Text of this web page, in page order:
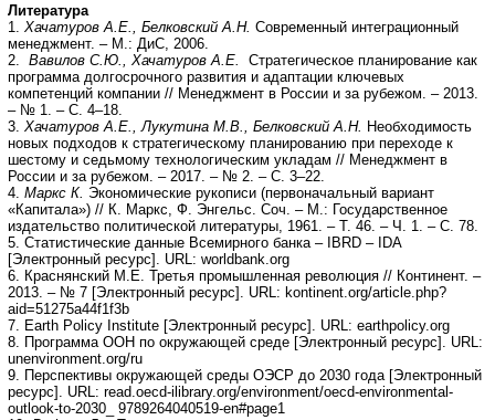
Литература
1. Хачатуров А.Е., Белковский А.Н. Современный интеграционный
менеджмент. – М.: ДиС, 2006.
2. Вавилов С.Ю., Хачатуров А.Е.
Стратегическое планирование как
программа долгосрочного развития и адаптации ключевых
компетенций компании // Менеджмент в России и за рубежом. – 2013.
– № 1. – С. 4–18.
3. Хачатуров А.Е., Лукутина М.В., Белковский А.Н. Необходимость
новых подходов к стратегическому планированию при переходе к
шестому и седьмому технологическим укладам // Менеджмент в
России и за рубежом. – 2017. – № 2. – С. 3–22.
4. Маркс К. Экономические рукописи (первоначальный вариант
«Капитала») // К. Маркс, Ф. Энгельс. Соч. – М.: Государственное
издательство политической литературы, 1961. – Т. 46. – Ч. 1. – С. 78.
5. Статистические данные Всемирного банка – IBRD – IDA
[Электронный ресурс]. URL: worldbank.org
6. Краснянский М.Е. Третья промышленная революция // Континент. –
2013. – № 7 [Электронный ресурс]. URL: kontinent.org/article.php?
aid=51275a44f1f3b
7. Earth Policy Institute [Электронный ресурс]. URL: earthpolicy.org
8. Программа ООН по окружающей среде [Электронный ресурс]. URL:
unenvironment.org/ru
9. Перспективы окружающей среды ОЭСР до 2030 года [Электронный
ресурс]. URL: read.oecd-ilibrary.org/environment/oecd-environmental-
outlook-to-2030_ 9789264040519-en#page1